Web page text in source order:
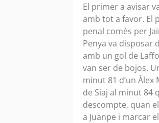
El primer a avisar
amb tot a favor. El
penal comès per
Penya va disposar
amb un gol de
van ser de bojos.
minut 81 d’un
de Siaj al minut 84
descompte, quan
a Juanpe i marcar